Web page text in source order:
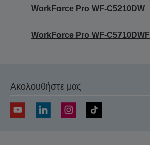
WorkForce Pro WF-C5210DW
WorkForce Pro WF-C5710DWF
Ακολουθήστε μας